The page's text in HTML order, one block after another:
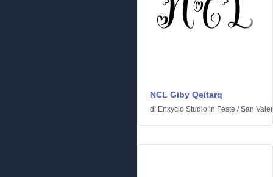
NCL Giby Qeitarq
di Enxyclo Studio in Feste /San